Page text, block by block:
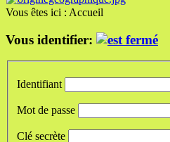
Vous êtes ici : Accueil
Vous identifier:
Identifiant
Mot de passe
Clé secrète